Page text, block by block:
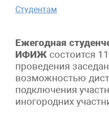
Студентам
Ежегодная
ИФИЖ состоится
проведения
возможностью
подключения
иногородних